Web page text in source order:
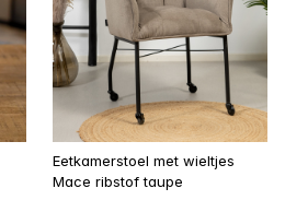
Eetkamerstoel met wieltjes
Mace ribstof taupe